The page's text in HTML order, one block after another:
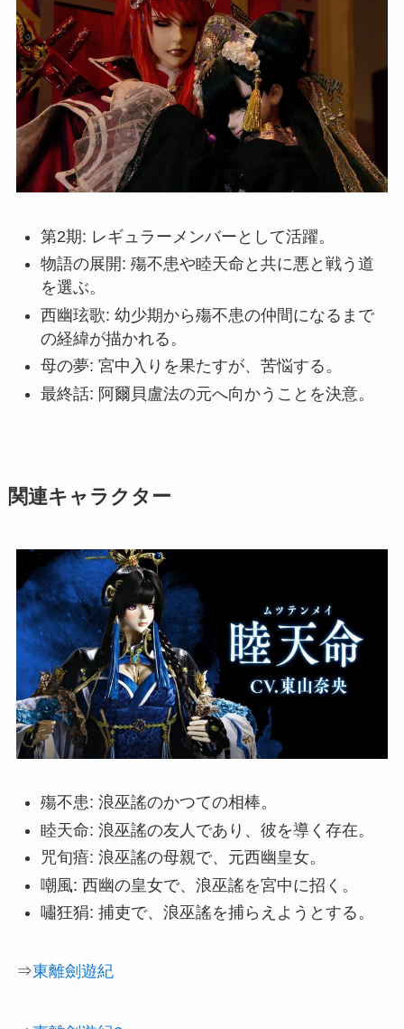
第2期: レギュラーメンバーとして活躍。
物語の展開: 殤不患や睦天命と共に悪と戦う道
を選ぶ。
西幽玹歌: 幼少期から殤不患の仲間になるまで
の経緯が描かれる。
母の夢: 宮中入りを果たすが、苦悩する。
最終話: 阿爾貝盧法の元へ向かうことを決意。
関連キャラクター
殤不患: 浪巫謠のかつての相棒。
睦天命: 浪巫謠の友人であり、彼を導く存在。
咒旬瘖: 浪巫謠の母親で、元西幽皇女。
嘲風: 西幽の皇女で、浪巫謠を宮中に招く。
嘯狂狷: 捕吏で、浪巫謠を捕らえようとする。
⇒東離劍遊紀